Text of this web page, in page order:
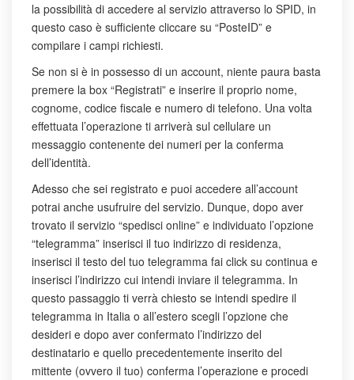
la possibilità di accedere al servizio attraverso lo SPID, in
questo caso è sufficiente cliccare su “PosteID” e
compilare i campi richiesti.
Se non si è in possesso di un account, niente paura basta
premere la box “Registrati” e inserire il proprio nome,
cognome, codice fiscale e numero di telefono. Una volta
effettuata l’operazione ti arriverà sul cellulare un
messaggio contenente dei numeri per la conferma
dell’identità.
Adesso che sei registrato e puoi accedere all’account
potrai anche usufruire del servizio. Dunque, dopo aver
trovato il servizio “spedisci online” e individuato l’opzione
“telegramma” inserisci il tuo indirizzo di residenza,
inserisci il testo del tuo telegramma fai click su continua e
inserisci l’indirizzo cui intendi inviare il telegramma. In
questo passaggio ti verrà chiesto se intendi spedire il
telegramma in Italia o all’estero scegli l’opzione che
desideri e dopo aver confermato l’indirizzo del
destinatario e quello precedentemente inserito del
mittente (ovvero il tuo) conferma l’operazione e procedi